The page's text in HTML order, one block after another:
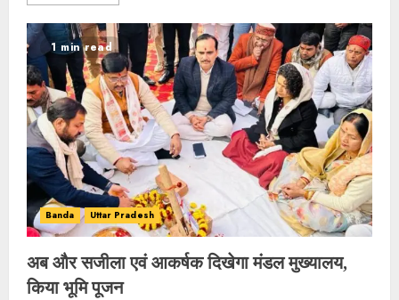
1 min read
Banda Uttar Pradesh
अब और सजीला एवं आकर्षक दिखेगा मंडल मुख्यालय,
किया भूमि पूजन